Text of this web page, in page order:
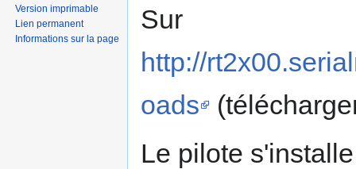
Sur
http://
oads
Le pilote
Version imprimable
Lien permanent
Informations sur la page